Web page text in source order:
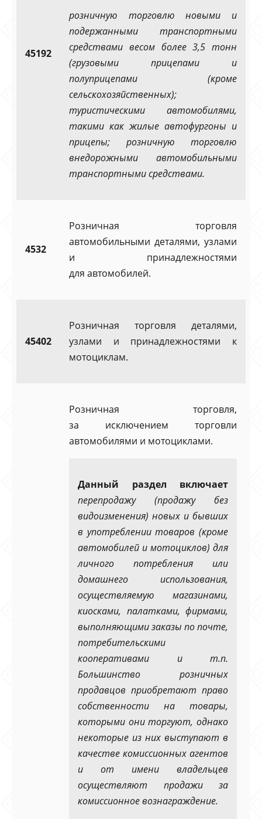
45192
розничную торговлю новыми и
подержанными транспортными
средствами весом более 3,5 тонн
(грузовыми прицепами и
полуприцепами (кроме
сельскохозяйственных);
туристическими автомобилями,
такими как жилые автофургоны и
прицепы; розничную торговлю
внедорожными автомобильными
транспортными средствами.
4532
Розничная торговля
автомобильными деталями, узлами
и принадлежностями
для автомобилей.
45402
Розничная торговля деталями,
узлами и принадлежностями к
мотоциклам.
Розничная торговля,
за исключением торговли
автомобилями и мотоциклами.
Данный раздел включает
перепродажу (продажу без
видоизменения) новых и бывших
в употреблении товаров (кроме
автомобилей и мотоциклов) для
личного потребления или
домашнего использования,
осуществляемую магазинами,
киосками, палатками, фирмами,
выполняющими заказы по почте,
потребительскими
кооперативами и т.п.
Большинство розничных
продавцов приобретают право
собственности на товары,
которыми они торгуют, однако
некоторые из них выступают в
качестве комиссионных агентов
и от имени владельцев
осуществляют продажи за
комиссионное вознаграждение.